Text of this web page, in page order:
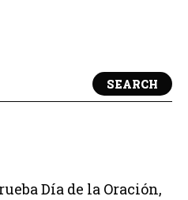
SEARCH
Día de la Oración,